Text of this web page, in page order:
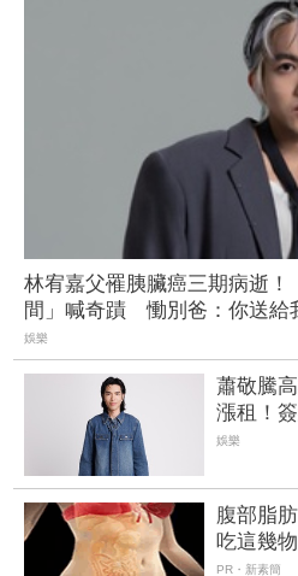
林宥嘉父罹胰臟癌三期病逝！
間」喊奇蹟 慟別爸：你送給
娛樂
蕭敬騰
漲租！
尋餐廳新
娛樂
腹部脂
吃這幾
蠻腰
PR・新素簡